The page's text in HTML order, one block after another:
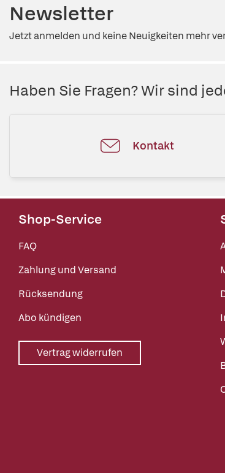
Newsletter
Jetzt anmelden und keine Neuigkeiten mehr
Haben Sie Fragen? Wir sind
Kontakt
Shop-Service
FAQ
Zahlung und Versand
Rücksendung
Abo kündigen
Vertrag widerrufen